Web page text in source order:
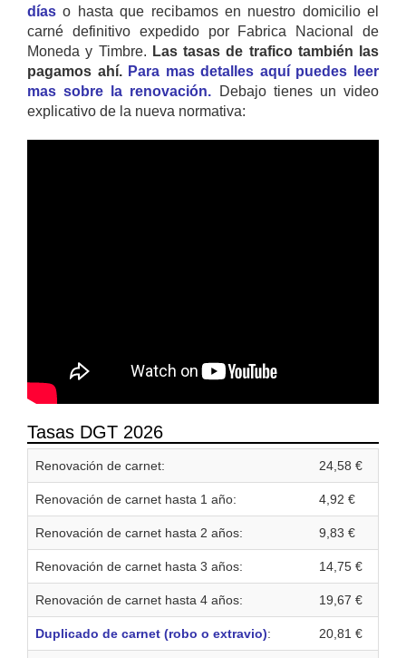
días o hasta que recibamos en nuestro domicilio el
carné definitivo expedido por Fabrica Nacional de
Moneda y Timbre. Las tasas de trafico también las
pagamos ahí. Para mas detalles aquí puedes leer
mas sobre la renovación. Debajo tienes un video
explicativo de la nueva normativa:
Tasas DGT 2026
Renovación de carnet: 24,58 €
Renovación de carnet hasta 1 año: 4,92 €
Renovación de carnet hasta 2 años: 9,83 €
Renovación de carnet hasta 3 años: 14,75 €
Renovación de carnet hasta 4 años: 19,67 €
Duplicado de carnet (robo o extravio): 20,81 €